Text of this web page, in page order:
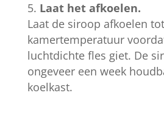
Laat het afkoelen.
Laat de siroop afkoelen tot
kamertemperatuur
luchtdichte fles giet. De
ongeveer een week
koelkast.